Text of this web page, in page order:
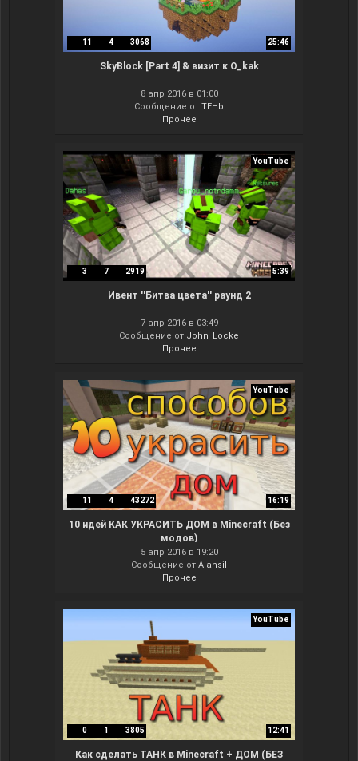
11 4 3068 25:46
SkyBlock [Part 4] & визит к O_kak
8 апр 2016 в 01:00
Сообщение от TEHb
Прочее
YouTube
3 7 2919 5:39
Ивент ''Битва цвета'' раунд 2
7 апр 2016 в 03:49
Сообщение от John_Locke
Прочее
YouTube
11 4 43272 16:19
10 идей КАК УКРАСИТЬ ДОМ в Minecraft (Без
модов)
5 апр 2016 в 19:20
Сообщение от Alansil
Прочее
YouTube
0 1 3805 12:41
Как сделать ТАНК в Minecraft + ДОМ (БЕЗ